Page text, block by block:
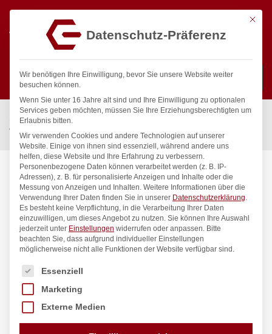
Suchen
Start / Gastronomiebedarf & Gastro Geräte für Profis
Wassertechnik
Wandbatterie classic Wandbatterie 1/2″
Mit
Datenschutz-Präferenz
Wir benötigen Ihre Einwilligung, bevor Sie unsere Website weiter
besuchen können.
Wenn Sie unter 16 Jahre alt sind und Ihre Einwilligung zu optionalen
Services geben möchten, müssen Sie Ihre Erziehungsberechtigten um
Erlaubnis bitten.
Wir verwenden Cookies und andere Technologien auf unserer
Website. Einige von ihnen sind essenziell, während andere uns
helfen, diese Website und Ihre Erfahrung zu verbessern.
Personenbezogene Daten können verarbeitet werden (z. B. IP-
Adressen), z. B. für personalisierte Anzeigen und Inhalte oder die
Messung von Anzeigen und Inhalten. Weitere Informationen über die
Verwendung Ihrer Daten finden Sie in unserer Datenschutzerklärung.
Es besteht keine Verpflichtung, in die Verarbeitung Ihrer Daten
einzuwilligen, um dieses Angebot zu nutzen. Sie können Ihre Auswahl
jederzeit unter Einstellungen widerrufen oder anpassen. Bitte
beachten Sie, dass aufgrund individueller Einstellungen
möglicherweise nicht alle Funktionen der Website verfügbar sind.
Es folgt eine Liste der Service-Gruppen, für die eine
Essenziell
Marketing
Externe Medien